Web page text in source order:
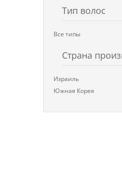
Тип волос
Все типы
Страна
Израиль
Южная Корея